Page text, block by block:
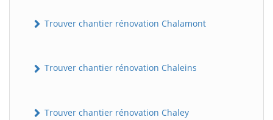
Trouver chantier rénovation Chalamont
Trouver chantier rénovation Chaleins
Trouver chantier rénovation Chaley